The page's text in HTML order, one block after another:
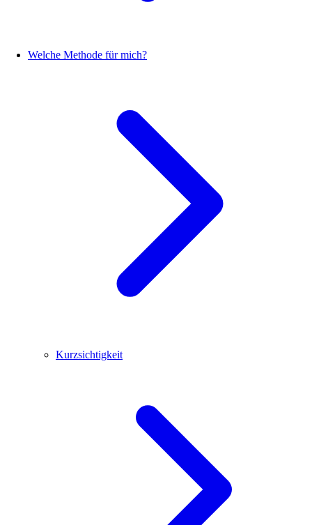
Welche Methode für mich?
Kurzsichtigkeit